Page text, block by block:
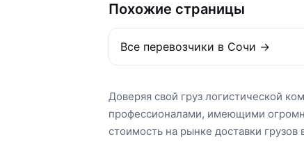
Похожие страницы
Все перевозчики в Сочи →
Доверяя свой груз логистической
профессионалами, имеющими
стоимость на рынке доставки